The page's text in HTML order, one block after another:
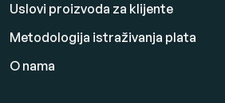
Uslovi proizvoda za klijente
Metodologija istraživanja plata
O nama